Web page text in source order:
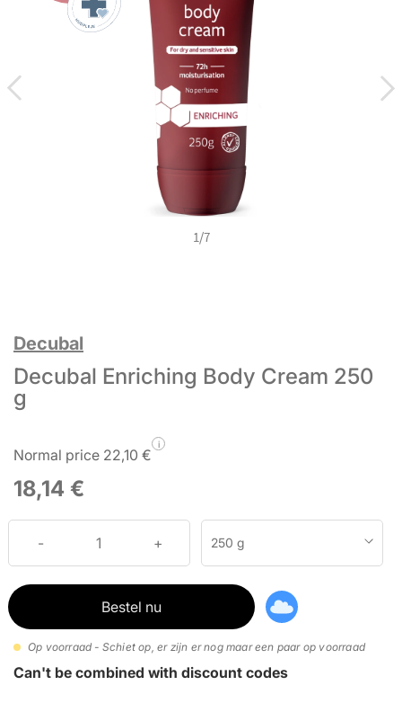
1/7
Decubal
Decubal Enriching Body Cream 250
g
Normal price 22,10 €
i
18,14 €
250 g
Bestel nu
Op voorraad - Schiet op, er zijn er nog maar een paar op voorraad
Can't be combined with discount codes